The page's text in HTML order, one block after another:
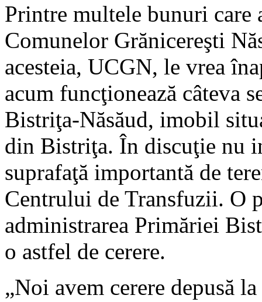
Printre multele bunuri care
Comunelor Grănicereşti
acesteia, UCGN, le vrea
acum funcţionează câteva
Bistriţa-Năsăud, imobil
din Bistriţa. În discuţie nu
suprafaţă importantă de
Centrului de Transfuzii. O
administrarea Primăriei
o astfel de cerere.
„Noi avem cerere depusă